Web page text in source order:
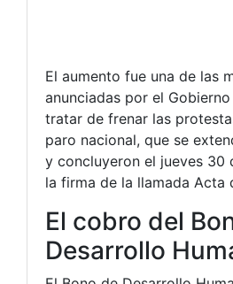
El aumento fue una de las
anunciadas por el
tratar de frenar las
paro nacional, que se
y concluyeron el jueves 30
la firma de la llamada Acta
El cobro del
Desarrollo